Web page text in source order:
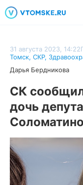
31 августа 2023, 14:22
Томск, СКР,
Дарья Бердникова
СК
дочь